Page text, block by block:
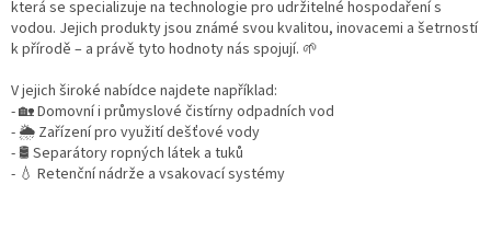
která se specializuje na technologie pro udržitelné hospodaření s
vodou. Jejich produkty jsou známé svou kvalitou, inovacemi a šetrností
k přírodě – a právě tyto hodnoty nás spojují. 🌱
V jejich široké nabídce najdete například:
- 🏡 Domovní i průmyslové čistírny odpadních vod
- 🌦 Zařízení pro využití dešťové vody
- 🛢 Separátory ropných látek a tuků
- 💧 Retenční nádrže a vsakovací systémy